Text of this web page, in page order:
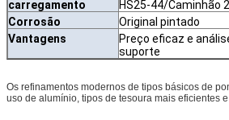
carregamento
HS25-44/Caminhão
Corrosão
Original pintado
Vantagens
Preço eficaz e
suporte
Os refinamentos modernos de tipos básicos de
uso de alumínio, tipos de tesoura mais eficientes